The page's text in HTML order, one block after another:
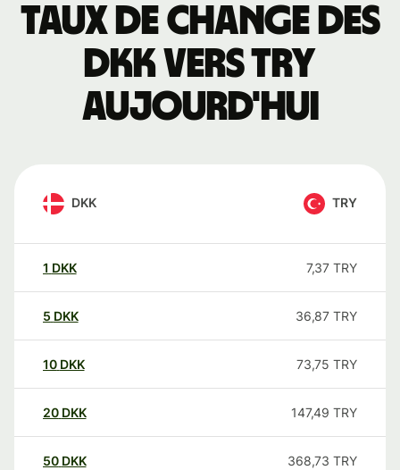
Taux de change des
DKK vers TRY
aujourd'hui
DKK TRY
1 DKK 7,37 TRY
5 DKK 36,87 TRY
10 DKK 73,75 TRY
20 DKK 147,49 TRY
50 DKK 368,73 TRY